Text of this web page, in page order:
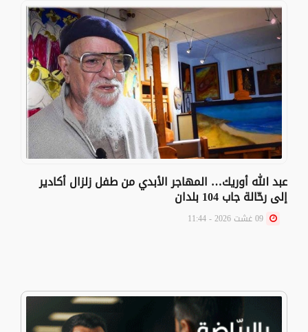
عبد الله أوريك… المهاجر الأبدي من طفل زلزال أكادير
إلى رحّالة جاب 104 بلدان